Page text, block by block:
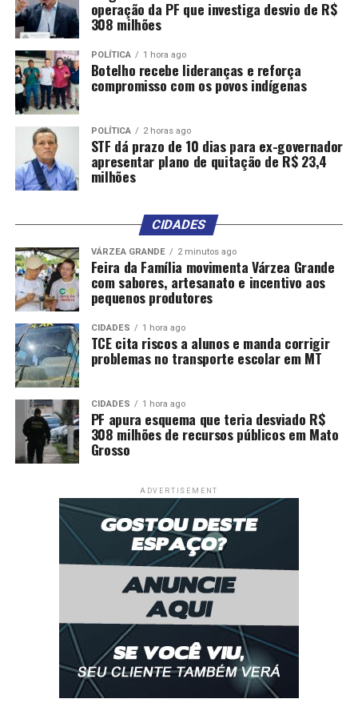
UP NEXT
Trânsito será interrompido por um dia para implantação
de pista extra na Miguel Sutil
DON'T MISS
Comércio fecha em Cuiabá e Várzea Grande nesta
quinta-feira
operação da PF que investiga desvio de R$
308 milhões
POLÍTICA 1 hora ago
Botelho recebe lideranças e reforça
compromisso com os povos indígenas
POLÍTICA 2 horas ago
STF dá prazo de 10 dias para ex-governador
apresentar plano de quitação de R$ 23,4
milhões
CIDADES
VÁRZEA GRANDE 2 minutos ago
Feira da Família movimenta Várzea Grande
com sabores, artesanato e incentivo aos
pequenos produtores
CIDADES 1 hora ago
TCE cita riscos a alunos e manda corrigir
problemas no transporte escolar em MT
CIDADES 1 hora ago
PF apura esquema que teria desviado R$
308 milhões de recursos públicos em Mato
Grosso
ADVERTISEMENT